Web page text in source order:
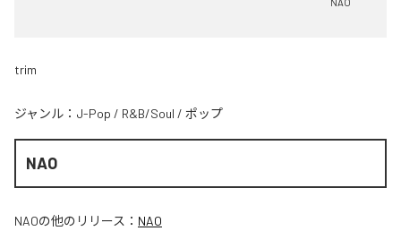
NAO
trim
ジャンル： J-Pop / R&B/Soul / ポップ
NAO
NAOの他のリリース： NAO